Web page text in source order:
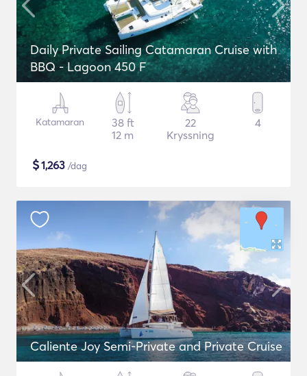
Daily Private Sailing Catamaran Cruise with
BBQ - Lagoon 450 F
Katamaran
38 ft
12 m
22
Kryssning
4
$1,263 /dag
Caliente Joy Semi-Private and Private Cruise